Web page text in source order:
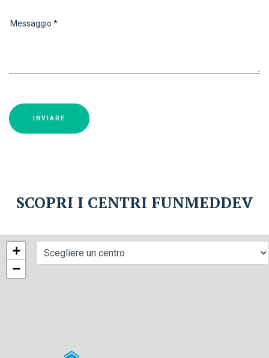
Messaggio *
INVIARE
SCOPRI I CENTRI FUNMEDDEV
+
−